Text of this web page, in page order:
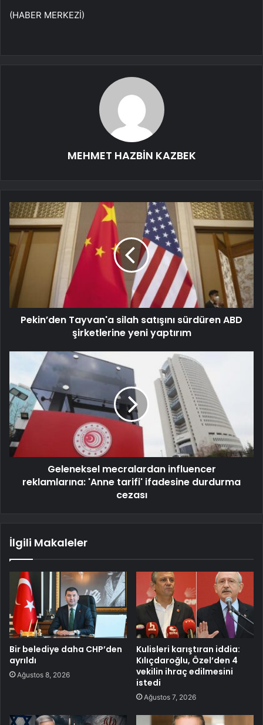
(HABER MERKEZİ)
MEHMET HAZBİN KAZBEK
Pekin’den Tayvan'a silah satışını sürdüren ABD
şirketlerine yeni yaptırım
Geleneksel mecralardan influencer
reklamlarına: 'Anne tarifi' ifadesine durdurma
cezası
İlgili Makaleler
Bir belediye daha CHP’den
ayrıldı
Ağustos 8, 2026
Kulisleri karıştıran iddia:
Kılıçdaroğlu, Özel’den 4
vekilin ihraç edilmesini
istedi
Ağustos 7, 2026